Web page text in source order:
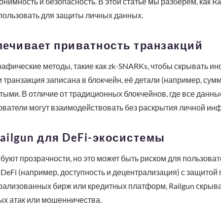
для защиты личных данных.
приватность транзакций
методы, такие как zk-SNARKs, чтобы скрывать
транзакция записана в блокчейн, её детали (например,
В отличие от традиционных блокчейнов, где все
могут взаимодействовать без раскрытия личной
для DeFi-экосистемы
прозрачности, но это может быть риском для
(например, доступность и децентрализация) с
бирж или кредитных платформ, Railgun
атак или мошенничества.